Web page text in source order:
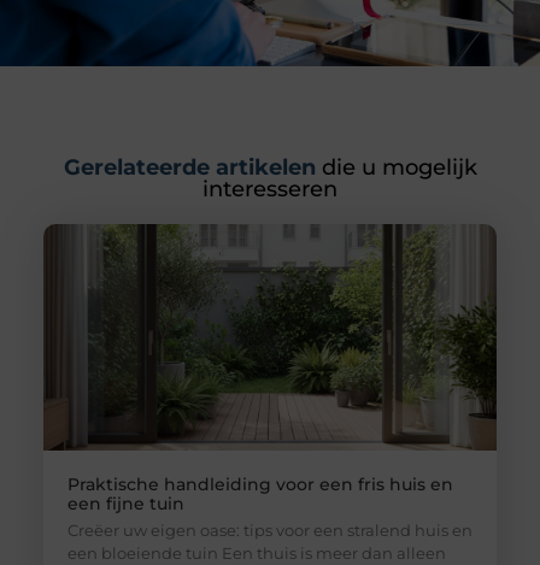
Gerelateerde artikelen die u mogelijk
interesseren
Praktische handleiding voor een fris huis en
een fijne tuin
Creëer uw eigen oase: tips voor een stralend huis en
een bloeiende tuin Een thuis is meer dan alleen